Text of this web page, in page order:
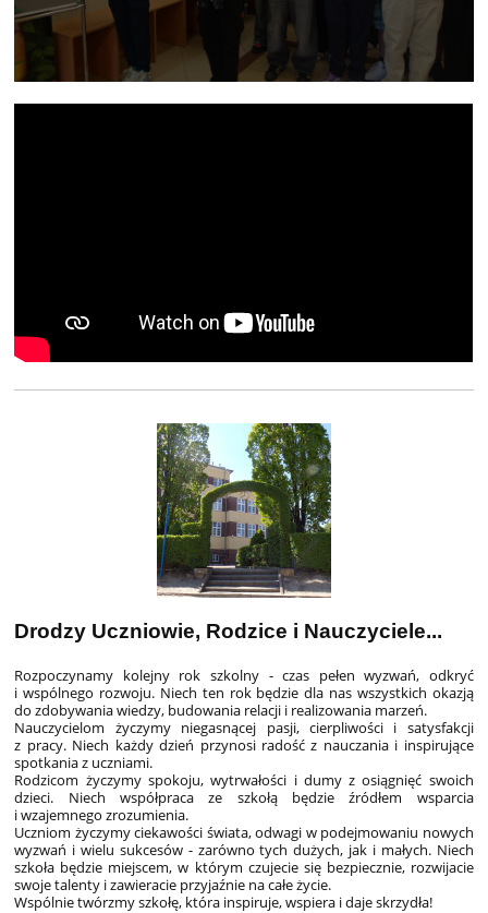
Drodzy Uczniowie, Rodzice i Nauczyciele...
Rozpoczynamy kolejny rok szkolny - czas pełen wyzwań, odkryć
i wspólnego rozwoju. Niech ten rok będzie dla nas wszystkich okazją
do zdobywania wiedzy, budowania relacji i realizowania marzeń.
Nauczycielom życzymy niegasnącej pasji, cierpliwości i satysfakcji
z pracy. Niech każdy dzień przynosi radość z nauczania i inspirujące
spotkania z uczniami.
Rodzicom życzymy spokoju, wytrwałości i dumy z osiągnięć swoich
dzieci. Niech współpraca ze szkołą będzie źródłem wsparcia
i wzajemnego zrozumienia.
Uczniom życzymy ciekawości świata, odwagi w podejmowaniu nowych
wyzwań i wielu sukcesów - zarówno tych dużych, jak i małych. Niech
szkoła będzie miejscem, w którym czujecie się bezpiecznie, rozwijacie
swoje talenty i zawieracie przyjaźnie na całe życie.
Wspólnie twórzmy szkołę, która inspiruje, wspiera i daje skrzydła!